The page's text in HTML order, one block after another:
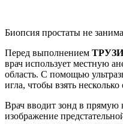
Биопсия простаты не
Перед выполнением
врач использует местную
область. С помощью
игла, чтобы взять
Врач вводит зонд в прямую
изображение